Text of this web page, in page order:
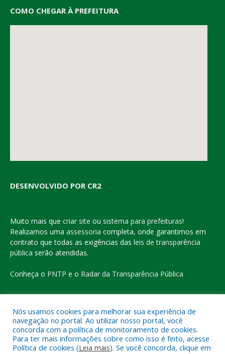
COMO CHEGAR À PREFEITURA
DESENVOLVIDO POR CR2
Muito mais que criar site ou sistema para prefeituras!
Realizamos uma assessoria completa, onde garantimos em
contrato que todas as exigências das leis de transparência
pública serão atendidas.
Conheça o PNTP e o Radar da Transparência Pública
Todos os direitos reservados a Prefeitura Municipal de Eldorado
do Carajás
Nós usamos cookies para melhorar sua experiência de
navegação no portal. Ao utilizar nosso portal, você
concorda com a política de monitoramento de cookies.
Para ter mais informações sobre como isso é feito, acesse
Política de cookies (Leia mais). Se você concorda, clique em